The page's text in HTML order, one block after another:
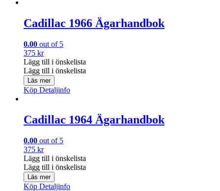
Cadillac 1966 Ägarhandbok
0.00 out of 5
375 kr
Lägg till i önskelista
Lägg till i önskelista
Läs mer
Köp Detaljinfo
Cadillac 1964 Ägarhandbok
0.00 out of 5
375 kr
Lägg till i önskelista
Lägg till i önskelista
Läs mer
Köp Detaljinfo